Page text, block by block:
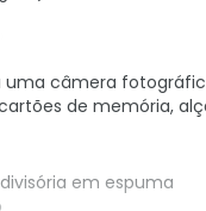
câmera
de memória,
em espuma